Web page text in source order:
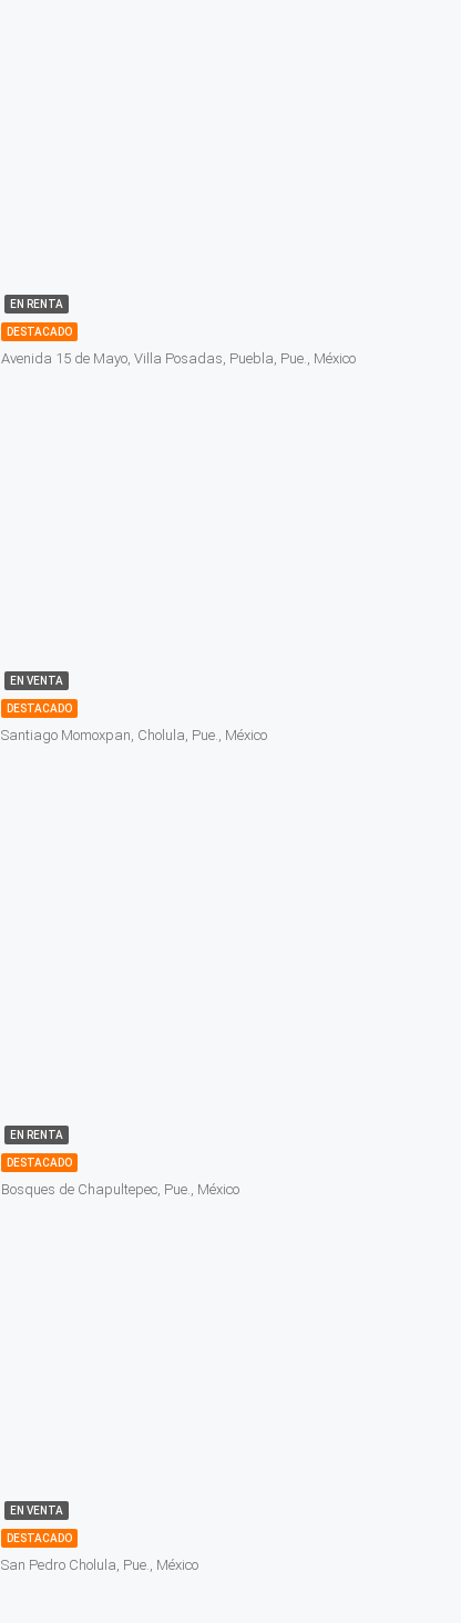
EN RENTA
DESTACADO
Avenida 15 de Mayo, Villa Posadas, Puebla, Pue., México
EN VENTA
DESTACADO
Santiago Momoxpan, Cholula, Pue., México
EN RENTA
DESTACADO
Bosques de Chapultepec, Pue., México
EN VENTA
DESTACADO
San Pedro Cholula, Pue., México